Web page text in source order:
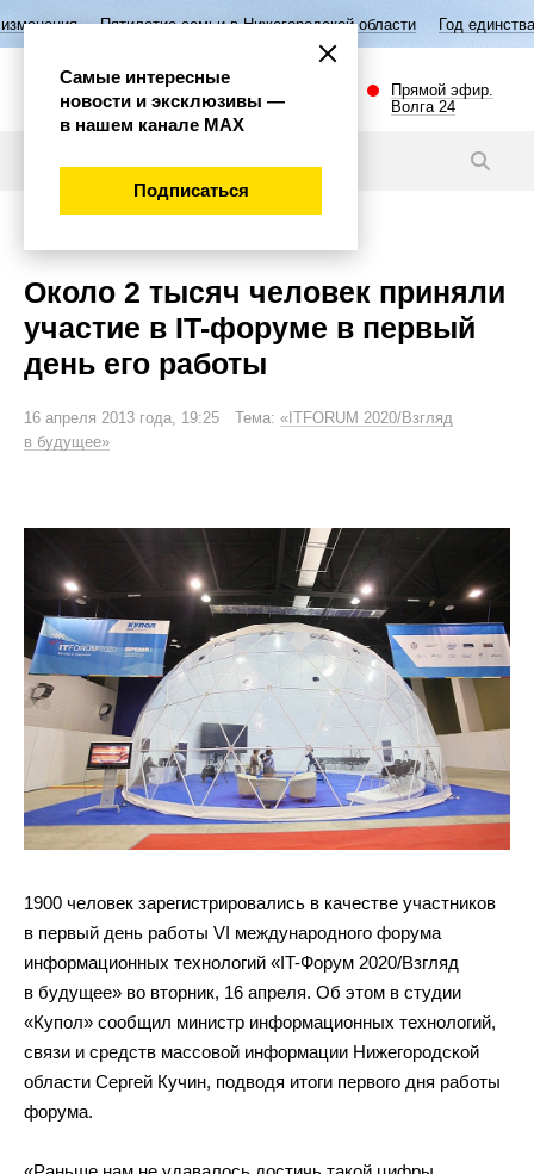
Пятилетие семьи в Нижегородской области Год единства народов
Прямой эфир.
Волга 24
Около 2 тысяч человек приняли
участие в IT-форуме в первый
день его работы
16 апреля 2013 года, 19:25 Тема: «ITFORUM 2020/Взгляд
в будущее»
1900 человек зарегистрировались в качестве участников
в первый день работы VI международного форума
информационных технологий «IT-Форум 2020/Взгляд
в будущее» во вторник, 16 апреля. Об этом в студии
«Купол» сообщил министр информационных технологий,
связи и средств массовой информации Нижегородской
области Сергей Кучин, подводя итоги первого дня работы
форума.
Самые интересные
новости и эксклюзивы —
в нашем канале МАХ
Подписаться